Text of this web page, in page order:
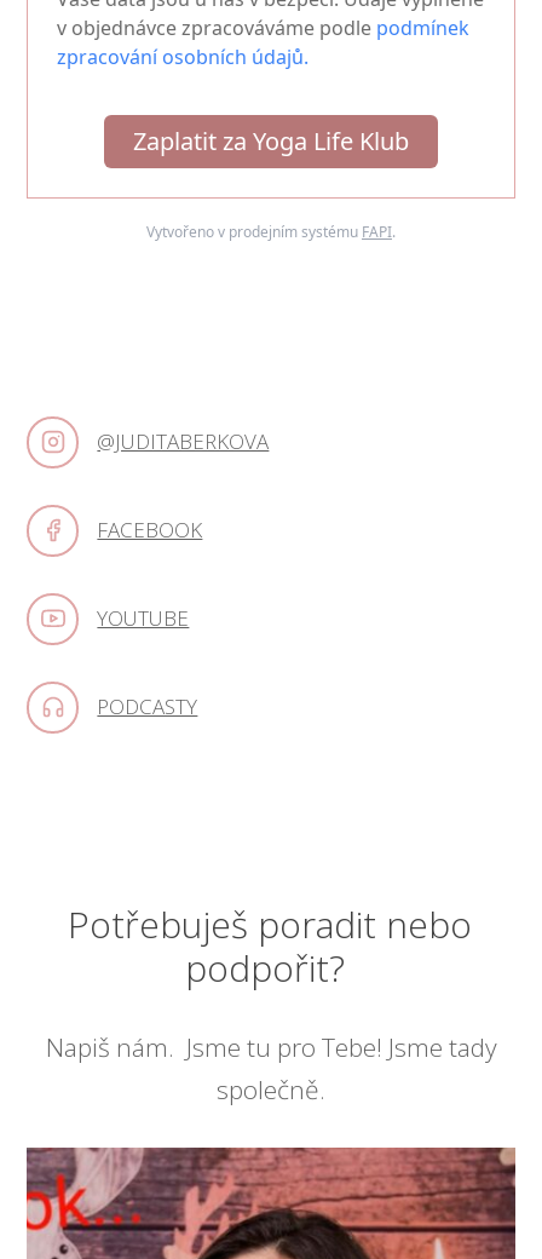
v objednávce zpracováváme podle podmínek
zpracování osobních údajů.
Zaplatit za Yoga Life Klub
Vytvořeno v prodejním systému FAPI.
@JUDITABERKOVA
FACEBOOK
YOUTUBE
PODCASTY
Potřebuješ poradit nebo
podpořit?
Napiš nám. Jsme tu pro Tebe! Jsme tady
společně.